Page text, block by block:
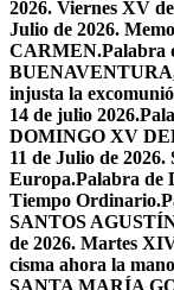
2026. Viernes XV
Julio de 2026.
CARMEN.Palabra
injusta la
14 de julio 2026.
DOMINGO XV
11 de Julio de
Europa.Palabra de
Tiempo Ordinario.
SANTOS
de 2026. Martes
cisma ahora la